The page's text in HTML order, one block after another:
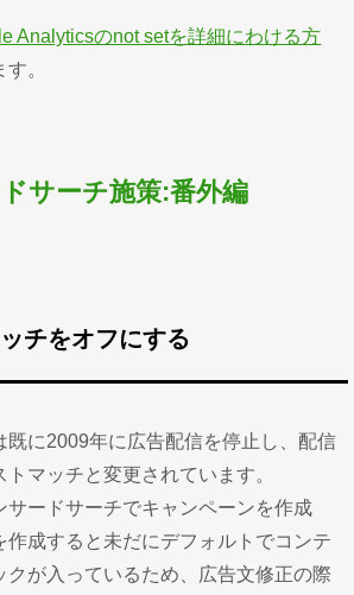
Analyticsのnot setを詳細にわける方
。
サーチ施策:番外編
チをオフにする
既に2009年に広告配信を停止し、配信
マッチと変更されています。
サードサーチでキャンペーンを作成
作成すると未だにデフォルトでコンテ
クが入っているため、広告文修正の際